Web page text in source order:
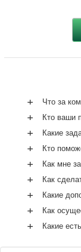
+ Что за
+ Кто ваши
+ Какие
+ Кто
+ Как мне
+ Как
+ Какие
+ Как
+ Какие